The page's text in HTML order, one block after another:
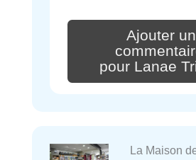
Ajouter un
pour Lanae
La Maison